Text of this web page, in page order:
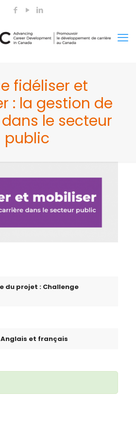
fidéliser et
: la gestion de
le secteur
public
du projet : Challenge
Anglais et français